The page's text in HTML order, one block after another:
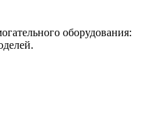
оборудования: